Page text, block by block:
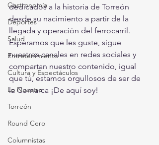
Gastronomía
Deportes
Salud
Entretenimiento
Cultura y Espectáculos
Lo Nuestro
Torreón
Round Cero
Columnistas
dedicados a la historia de Torreón
desde su nacimiento a partir de la
llegada y operación del ferrocarril.
Esperamos que les guste, sigue
nuestros canales en redes sociales y
compartan nuestro contenido, igual
que tú, estamos orgullosos de ser de
la Comarca ¡De aquí soy!